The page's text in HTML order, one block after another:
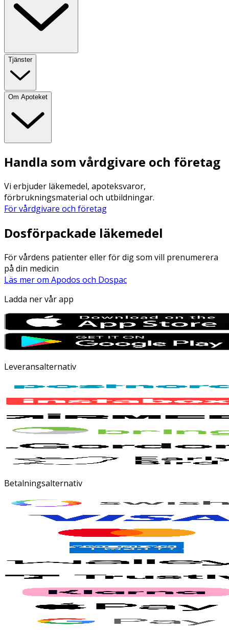
Tjänster
Om Apoteket
Handla som vårdgivare och företag
Vi erbjuder läkemedel, apoteksvaror,
förbrukningsmaterial och utbildningar.
För vårdgivare och företag
Dosförpackade läkemedel
För vårdens patienter eller för dig som vill prenumerera
på din medicin
Läs mer om Apodos och Dospac
Ladda ner vår app
Leveransalternativ
Betalningsalternativ